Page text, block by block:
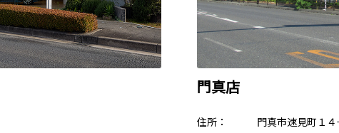
門真店
住所： 門真市速見町１４